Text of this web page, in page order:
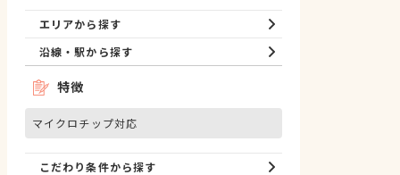
エリアから探す
沿線・駅から探す
特徴
マイクロチップ対応
こだわり条件から探す